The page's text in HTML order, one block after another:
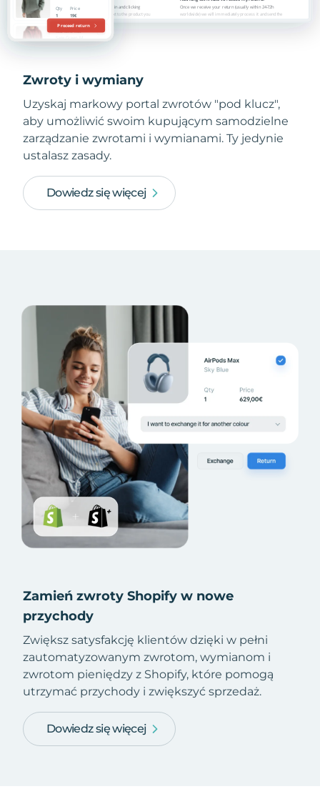
Zwroty i wymiany
Uzyskaj markowy portal zwrotów "pod klucz",
aby umożliwić swoim kupującym samodzielne
zarządzanie zwrotami i wymianami. Ty jedynie
ustalasz zasady.
Dowiedz się więcej
Zamień zwroty Shopify w nowe
przychody
Zwiększ satysfakcję klientów dzięki w pełni
zautomatyzowanym zwrotom, wymianom i
zwrotom pieniędzy z Shopify, które pomogą
utrzymać przychody i zwiększyć sprzedaż.
Dowiedz się więcej